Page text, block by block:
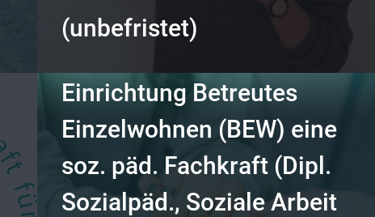
(unbefristet)
Einrichtung Betreutes
Einzelwohnen (BEW) eine
soz. päd. Fachkraft (Dipl.
Sozialpäd., Soziale Arbeit